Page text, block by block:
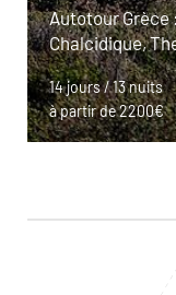
Autotour Grèce
Chalcidique,
14 jours / 13 nuits
à partir de 2200€